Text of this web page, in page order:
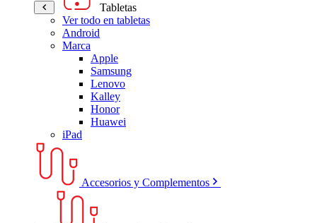
Tabletas
Ver todo en tabletas
Android
Marca
Apple
Samsung
Lenovo
Kalley
Honor
Huawei
iPad
Accesorios y Complementos